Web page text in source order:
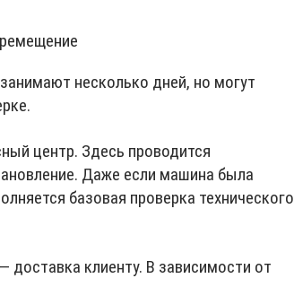
несколько дней, но могут
центр. Здесь проводится
Даже если машина была
базовая проверка технического
доставка клиенту. В зависимости от